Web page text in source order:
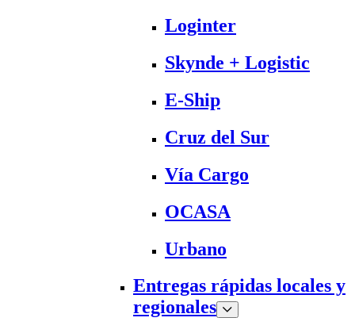
Loginter
Skynde + Logistic
E-Ship
Cruz del Sur
Vía Cargo
OCASA
Urbano
Entregas rápidas locales y
regionales